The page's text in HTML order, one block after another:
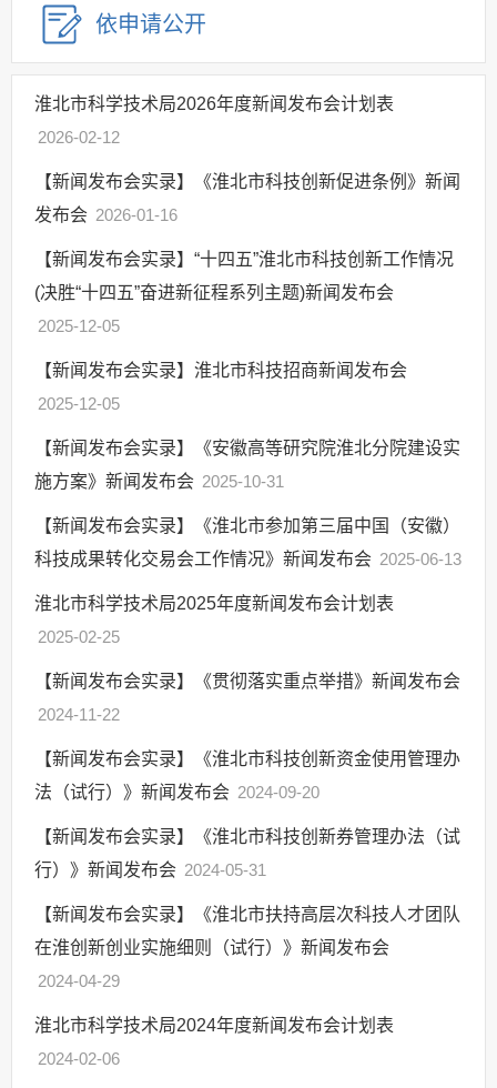
应急管理
回应关切
监督保障
其他法定信息
依申请公开
淮北市科学技术局2026年度新闻发布会计划表
2026-02-12
【新闻发布会实录】《淮北市科技创新促进条例》新闻
发布会 2026-01-16
【新闻发布会实录】“十四五”淮北市科技创新工作情况
(决胜“十四五”奋进新征程系列主题)新闻发布会
2025-12-05
【新闻发布会实录】淮北市科技招商新闻发布会
2025-12-05
【新闻发布会实录】《安徽高等研究院淮北分院建设实
施方案》新闻发布会 2025-10-31
【新闻发布会实录】《淮北市参加第三届中国（安徽）
科技成果转化交易会工作情况》新闻发布会 2025-06-13
淮北市科学技术局2025年度新闻发布会计划表
2025-02-25
【新闻发布会实录】《贯彻落实重点举措》新闻发布会
2024-11-22
【新闻发布会实录】《淮北市科技创新资金使用管理办
法（试行）》新闻发布会 2024-09-20
【新闻发布会实录】《淮北市科技创新券管理办法（试
行）》新闻发布会 2024-05-31
【新闻发布会实录】《淮北市扶持高层次科技人才团队
在淮创新创业实施细则（试行）》新闻发布会
2024-04-29
淮北市科学技术局2024年度新闻发布会计划表
2024-02-06